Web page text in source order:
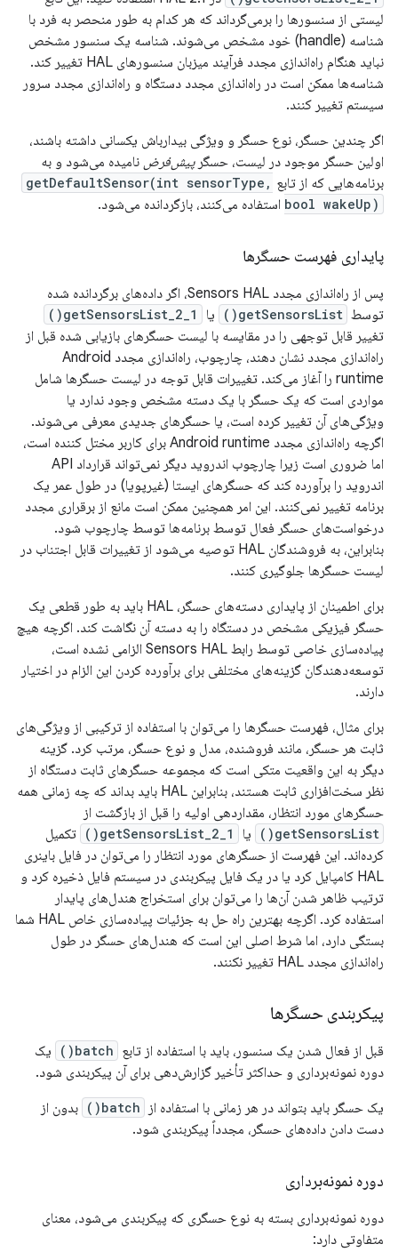
لیستی از سنسورها را برمی‌گرداند که هر کدام به طور منحصر به فرد با
شناسه (handle) خود مشخص می‌شوند. شناسه یک سنسور مشخص
نباید هنگام راه‌اندازی مجدد فرآیند میزبان سنسورهای HAL تغییر کند.
شناسه‌ها ممکن است در راه‌اندازی مجدد دستگاه و راه‌اندازی مجدد سرور
سیستم تغییر کنند.
اگر چندین حسگر، نوع حسگر و ویژگی بیدارباش یکسانی داشته باشند،
اولین حسگر موجود در لیست، حسگرپیش‌فرض نامیده می‌شود و به
برنامه‌هایی که از تابع getDefaultSensor(int sensorType,
bool wakeUp) استفاده می‌کنند، بازگردانده می‌شود.
پایداری فهرست حسگرها
پس از راه‌اندازی مجدد Sensors HAL، اگر داده‌های برگردانده شده
توسط getSensorsList() یا getSensorsList_2_1()
تغییر قابل توجهی را در مقایسه با لیست حسگرهای بازیابی شده قبل از
راه‌اندازی مجدد نشان دهند، چارچوب، راه‌اندازی مجدد Android
runtime را آغاز می‌کند. تغییرات قابل توجه در لیست حسگرها شامل
مواردی است که یک حسگر با یک دسته مشخص وجود ندارد یا
ویژگی‌های آن تغییر کرده است، یا حسگرهای جدیدی معرفی می‌شوند.
اگرچه راه‌اندازی مجدد Android runtime برای کاربر مختل کننده است،
اما ضروری است زیرا چارچوب اندروید دیگر نمی‌تواند قرارداد API
اندروید را برآورده کند که حسگرهای ایستا (غیرپویا) در طول عمر یک
برنامه تغییر نمی‌کنند. این امر همچنین ممکن است مانع از برقراری مجدد
درخواست‌های حسگر فعال توسط برنامه‌ها توسط چارچوب شود.
بنابراین، به فروشندگان HAL توصیه می‌شود از تغییرات قابل اجتناب در
لیست حسگرها جلوگیری کنند.
برای اطمینان از پایداری دسته‌های حسگر، HAL باید به طور قطعی یک
حسگر فیزیکی مشخص در دستگاه را به دسته آن نگاشت کند. اگرچه هیچ
پیاده‌سازی خاصی توسط رابط Sensors HAL الزامی نشده است،
توسعه‌دهندگان گزینه‌های مختلفی برای برآورده کردن این الزام در اختیار
دارند.
برای مثال، فهرست حسگرها را می‌توان با استفاده از ترکیبی از ویژگی‌های
ثابت هر حسگر، مانند فروشنده، مدل و نوع حسگر، مرتب کرد. گزینه
دیگر به این واقعیت متکی است که مجموعه حسگرهای ثابت دستگاه از
نظر سخت‌افزاری ثابت هستند، بنابراین HAL باید بداند که چه زمانی همه
حسگرهای مورد انتظار، مقداردهی اولیه را قبل از بازگشت از
getSensorsList() یا getSensorsList_2_1()
تکمیل
کرده‌اند. این فهرست از حسگرهای مورد انتظار را می‌توان در فایل باینری
HAL کامپایل کرد یا در یک فایل پیکربندی در سیستم فایل ذخیره کرد و
ترتیب ظاهر شدن آن‌ها را می‌توان برای استخراج هندل‌های پایدار
استفاده کرد. اگرچه بهترین راه حل به جزئیات پیاده‌سازی خاص HAL شما
بستگی دارد، اما شرط اصلی این است که هندل‌های حسگر در طول
راه‌اندازی مجدد HAL تغییر نکنند.
پیکربندی حسگرها
قبل از فعال شدن یک سنسور، باید با استفاده از تابع batch()
یک
دوره نمونه‌برداری و حداکثر تأخیر گزارش‌دهی برای آن پیکربندی شود.
یک حسگر باید بتواند در هر زمانی با استفاده از
batch()
بدون از
دست دادن داده‌های حسگر، مجدداً پیکربندی شود.
دوره نمونه‌برداری
دوره نمونه‌برداری بسته به نوع حسگری که پیکربندی می‌شود، معنای
متفاوتی دارد: